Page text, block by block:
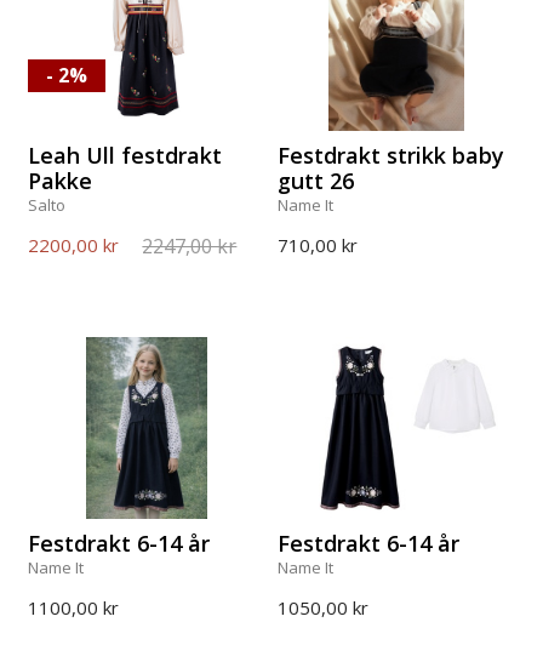
Leah Ull festdrakt
Pakke
Salto
2200,00 kr 2247,00 kr
- 2%
Festdrakt strikk baby
gutt 26
Name It
710,00 kr
Festdrakt 6-14 år
Name It
1100,00 kr
Festdrakt 6-14 år
Name It
1050,00 kr